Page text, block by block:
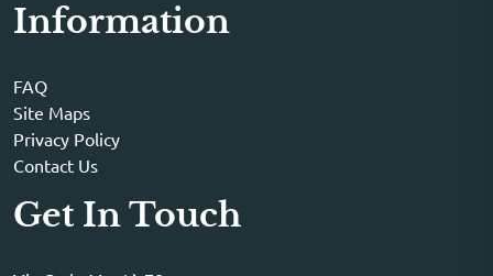
Information
FAQ
Site Maps
Privacy Policy
Contact Us
Get In Touch